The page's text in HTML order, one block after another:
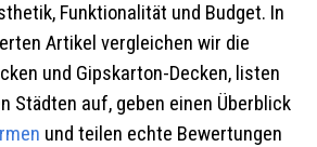
Funktionalität und Budget. In
Artikel vergleichen wir die
und Gipskarton-Decken, listen
Städten auf, geben einen Überblick
und teilen echte Bewertungen